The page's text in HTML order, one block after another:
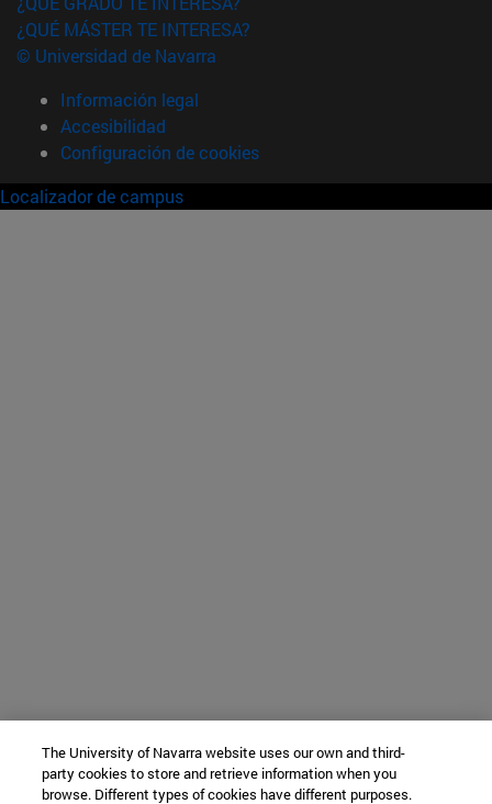
¿QUÉ MÁSTER TE INTERESA?
© Universidad de Navarra
Información legal
Accesibilidad
Configuración de cookies
Localizador de campus
The University of Navarra website uses our own and third-
party cookies to store and retrieve information when you
browse. Different types of cookies have different purposes.